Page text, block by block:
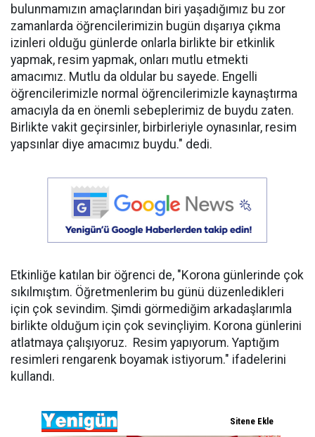
bulunmamızın amaçlarından biri yaşadığımız bu zor
zamanlarda öğrencilerimizin bugün dışarıya çıkma
izinleri olduğu günlerde onlarla birlikte bir etkinlik
yapmak, resim yapmak, onları mutlu etmekti
amacımız. Mutlu da oldular bu sayede. Engelli
öğrencilerimizle normal öğrencilerimizle kaynaştırma
amacıyla da en önemli sebeplerimiz de buydu zaten.
Birlikte vakit geçirsinler, birbirleriyle oynasınlar, resim
yapsınlar diye amacımız buydu." dedi.
Etkinliğe katılan bir öğrenci de, "Korona günlerinde çok
sıkılmıştım. Öğretmenlerim bu günü düzenledikleri
için çok sevindim. Şimdi görmediğim arkadaşlarımla
birlikte olduğum için çok sevinçliyim. Korona günlerini
atlatmaya çalışıyoruz. Resim yapıyorum. Yaptığım
resimleri rengarenk boyamak istiyorum." ifadelerini
kullandı.